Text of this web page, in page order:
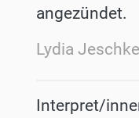
angezündet.
Lydia Jeschke
Interpret/